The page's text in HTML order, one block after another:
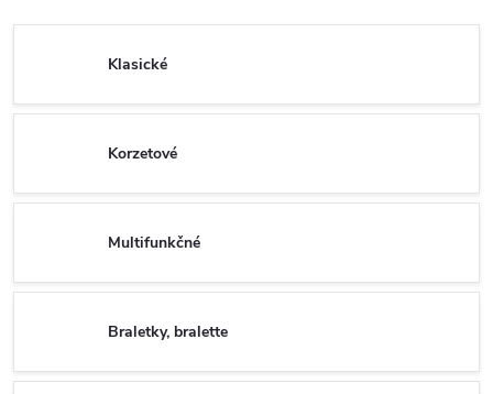
Klasické
Korzetové
Multifunkčné
Braletky, bralette